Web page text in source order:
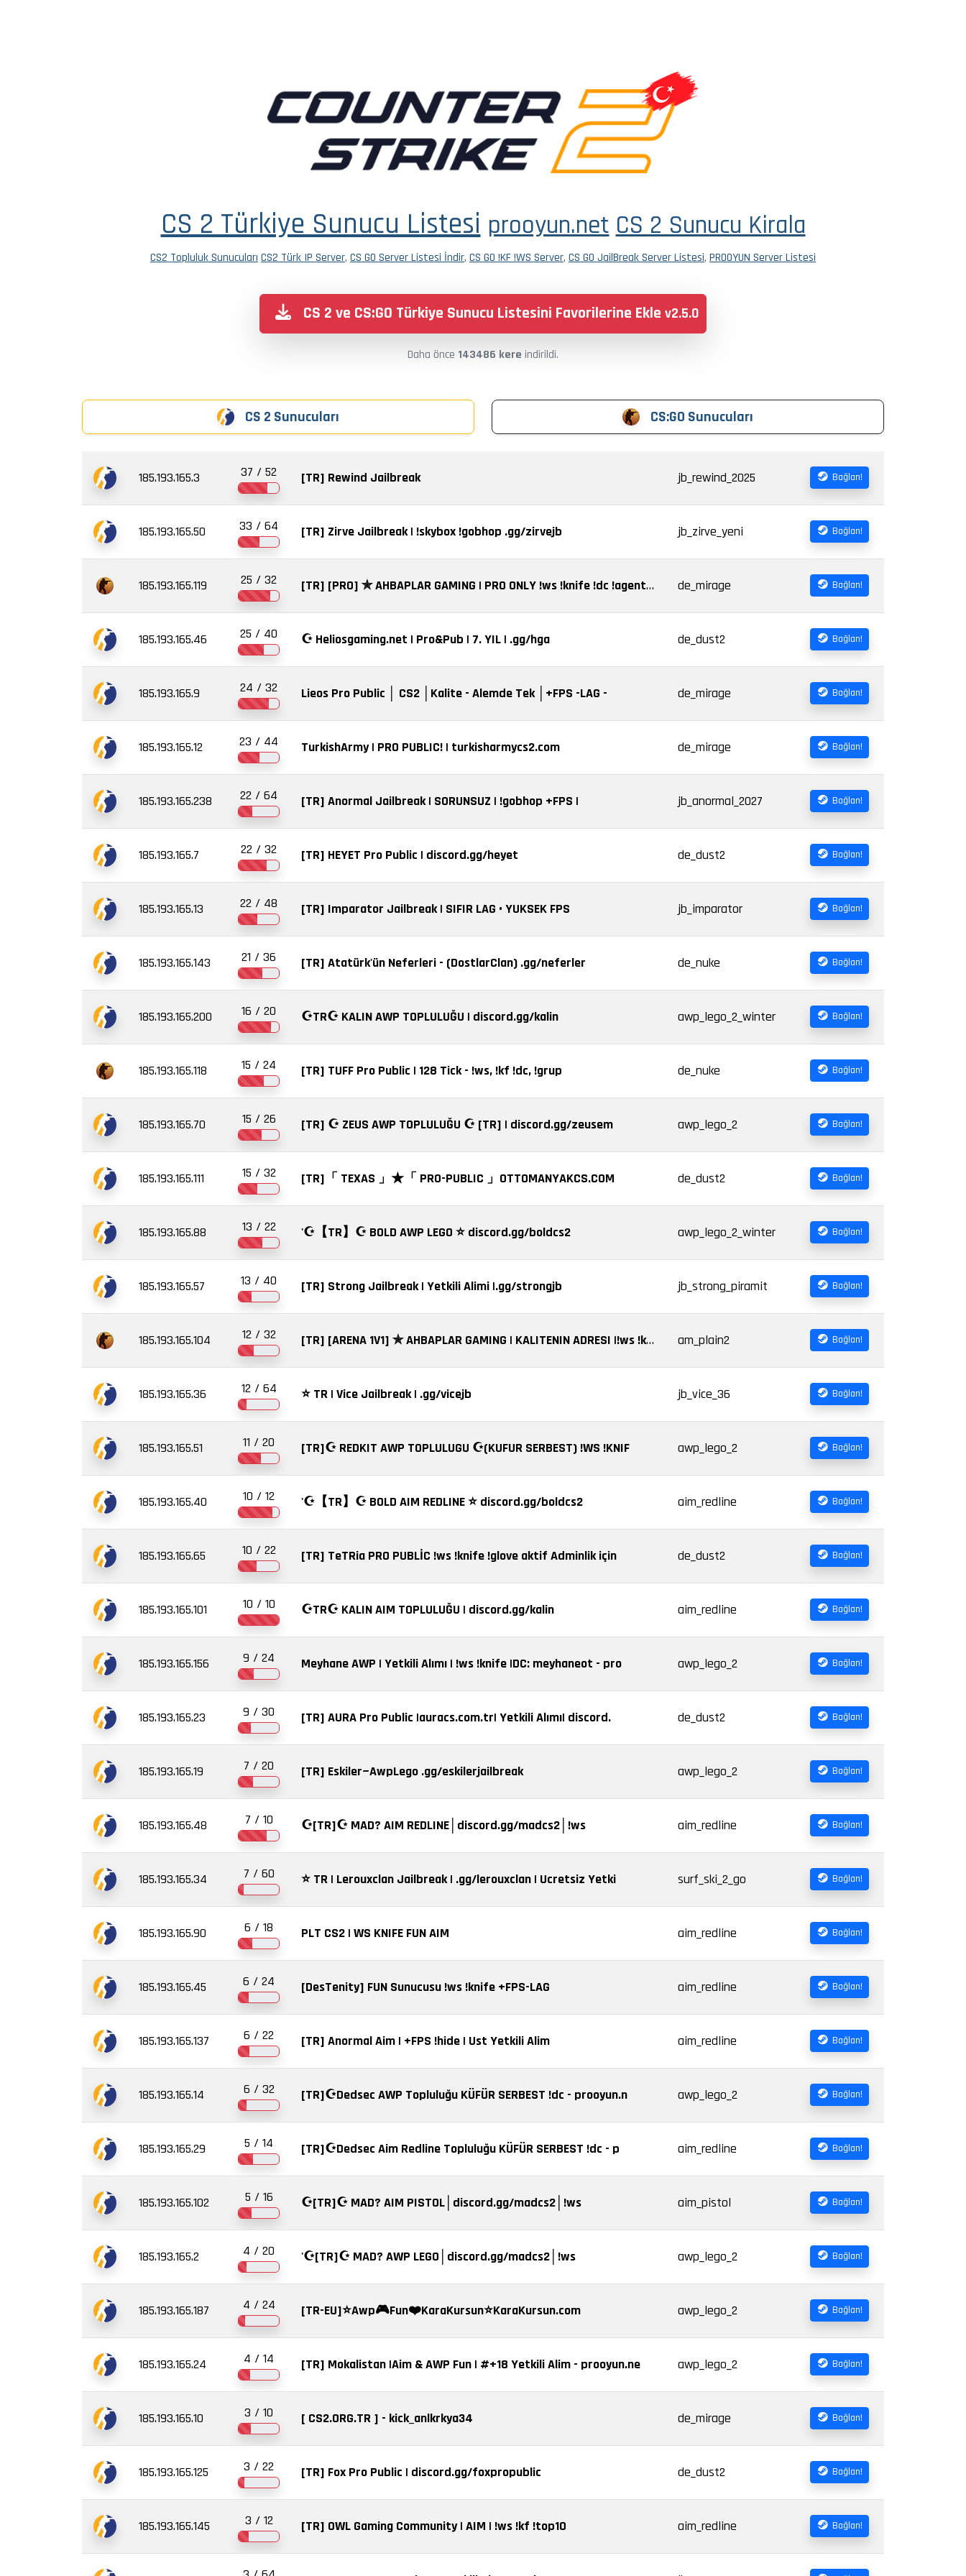
CS 2 Türkiye Sunucu Listesi prooyun.net CS 2 Sunucu Kirala
CS2 Topluluk Sunucuları CS2 Türk IP Server, CS GO Server Listesi İndir, CS GO !KF !WS Server, CS GO JailBreak Server Listesi, PROOYUN Server Listesi
CS 2 ve CS:GO Türkiye Sunucu Listesini Favorilerine Ekle v2.5.0
Daha önce 143486 kere indirildi.
CS 2 Sunucuları CS:GO Sunucuları
185.193.165.3 37 / 52 [TR] Rewind Jailbreak jb_rewind_2025 Bağlan!
185.193.165.50 33 / 64 [TR] Zirve Jailbreak | !skybox !gobhop .gg/zirvejb jb_zirve_yeni Bağlan!
185.193.165.119 25 / 32 [TR] [PRO] ✯ AHBAPLAR GAMING | PRO ONLY !ws !knife !dc !agents !wi ✯ de_mirage Bağlan!
185.193.165.46 25 / 40 ☪︎ Heliosgaming.net | Pro&Pub | 7. YIL | .gg/hga de_dust2 Bağlan!
185.193.165.9 24 / 32 Lieos Pro Public │ CS2 │Kalite - Alemde Tek │+FPS -LAG - de_mirage Bağlan!
185.193.165.12 23 / 44 TurkishArmy | PRO PUBLIC! | turkisharmycs2.com de_mirage Bağlan!
185.193.165.238 22 / 64 [TR] Anormal Jailbreak | SORUNSUZ | !gobhop +FPS | jb_anormal_2027 Bağlan!
185.193.165.7 22 / 32 [TR] HEYET Pro Public | discord.gg/heyet de_dust2 Bağlan!
185.193.165.13 22 / 48 [TR] Imparator Jailbreak | SIFIR LAG • YUKSEK FPS jb_imparator Bağlan!
185.193.165.143 21 / 36 [TR] Atatürk'ün Neferleri - (DostlarClan) .gg/neferler de_nuke Bağlan!
185.193.165.200 16 / 20 ☪️TR☪️ KALIN AWP TOPLULUĞU | discord.gg/kalin awp_lego_2_winter Bağlan!
185.193.165.118 15 / 24 [TR] TUFF Pro Public | 128 Tick - !ws, !kf !dc, !grup de_nuke Bağlan!
185.193.165.70 15 / 26 [TR] ☪️ ZEUS AWP TOPLULUĞU ☪️ [TR] | discord.gg/zeusem awp_lego_2 Bağlan!
185.193.165.111 15 / 32 [TR]「 TEXAS 」★「 PRO-PUBLIC 」OTTOMANYAKCS.COM de_dust2 Bağlan!
185.193.165.88 13 / 22 '☪️【TR】☪️ BOLD AWP LEGO ⭐ discord.gg/boldcs2 awp_lego_2_winter Bağlan!
185.193.165.57 13 / 40 [TR] Strong Jailbreak | Yetkili Alimi |.gg/strongjb jb_strong_piramit Bağlan!
185.193.165.104 12 / 32 [TR] [ARENA 1V1] ✯ AHBAPLAR GAMING | KALITENIN ADRESI |!ws !knife !gloves !market !vip !dc am_plain2 Bağlan!
185.193.165.36 12 / 64 ⭐ TR | Vice Jailbreak | .gg/vicejb jb_vice_36 Bağlan!
185.193.165.51 11 / 20 [TR]☪️ REDKIT AWP TOPLULUGU ☪️(KUFUR SERBEST) !WS !KNIF awp_lego_2 Bağlan!
185.193.165.40 10 / 12 '☪️【TR】☪️ BOLD AIM REDLINE ⭐ discord.gg/boldcs2 aim_redline Bağlan!
185.193.165.65 10 / 22 [TR] TeTRia PRO PUBLİC !ws !knife !glove aktif Adminlik için de_dust2 Bağlan!
185.193.165.101 10 / 10 ☪️TR☪️ KALIN AIM TOPLULUĞU | discord.gg/kalin aim_redline Bağlan!
185.193.165.156 9 / 24 Meyhane AWP | Yetkili Alımı | !ws !knife |DC: meyhaneot - pro awp_lego_2 Bağlan!
185.193.165.23 9 / 30 [TR] AURA Pro Public |auracs.com.tr| Yetkili Alımı| discord. de_dust2 Bağlan!
185.193.165.19 7 / 20 [TR] Eskiler~AwpLego .gg/eskilerjailbreak awp_lego_2 Bağlan!
185.193.165.48 7 / 10 ☪️[TR]☪️ MAD? AIM REDLINE│discord.gg/madcs2│!ws aim_redline Bağlan!
185.193.165.34 7 / 60 ⭐ TR | Lerouxclan Jailbreak | .gg/lerouxclan | Ucretsiz Yetki surf_ski_2_go Bağlan!
185.193.165.90 6 / 18 PLT CS2 | WS KNIFE FUN AIM aim_redline Bağlan!
185.193.165.45 6 / 24 [DesTenity] FUN Sunucusu !ws !knife +FPS-LAG aim_redline Bağlan!
185.193.165.137 6 / 22 [TR] Anormal Aim | +FPS !hide | Ust Yetkili Alim aim_redline Bağlan!
185.193.165.14 6 / 32 [TR]☪️Dedsec AWP Topluluğu KÜFÜR SERBEST !dc - prooyun.n awp_lego_2 Bağlan!
185.193.165.29 5 / 14 [TR]☪️Dedsec Aim Redline Topluluğu KÜFÜR SERBEST !dc - p aim_redline Bağlan!
185.193.165.102 5 / 16 ☪️[TR]☪️ MAD? AIM PISTOL│discord.gg/madcs2│!ws aim_pistol Bağlan!
185.193.165.2 4 / 20 '☪️[TR]☪️ MAD? AWP LEGO│discord.gg/madcs2│!ws awp_lego_2 Bağlan!
185.193.165.187 4 / 24 [TR-EU]⭐Awp🎮Fun❤️KaraKursun⭐KaraKursun.com awp_lego_2 Bağlan!
185.193.165.24 4 / 14 [TR] Mokalistan |Aim & AWP Fun | #+18 Yetkili Alim - prooyun.ne awp_lego_2 Bağlan!
185.193.165.10 3 / 10 [ CS2.ORG.TR ] - kick_anlkrkya34 de_mirage Bağlan!
185.193.165.125 3 / 22 [TR] Fox Pro Public | discord.gg/foxpropublic de_dust2 Bağlan!
185.193.165.145 3 / 12 [TR] OWL Gaming Community | AIM | !ws !kf !top10 aim_redline Bağlan!